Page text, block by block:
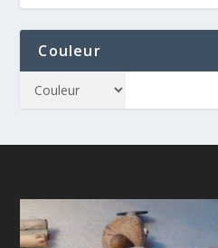
Couleur